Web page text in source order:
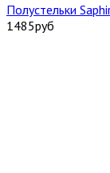
Полустельки
1485руб